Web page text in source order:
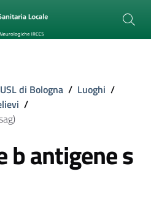
di Bologna / Luoghi /
/
b antigene s